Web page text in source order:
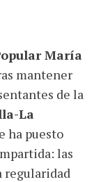
María
mantener
de la
La
ha puesto
las
regularidad